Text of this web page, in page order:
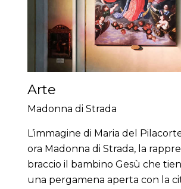
Arte
Madonna di Strada
L’immagine di Maria del
ora Madonna di Strada, la
braccio il bambino Gesù che
una pergamena aperta con la